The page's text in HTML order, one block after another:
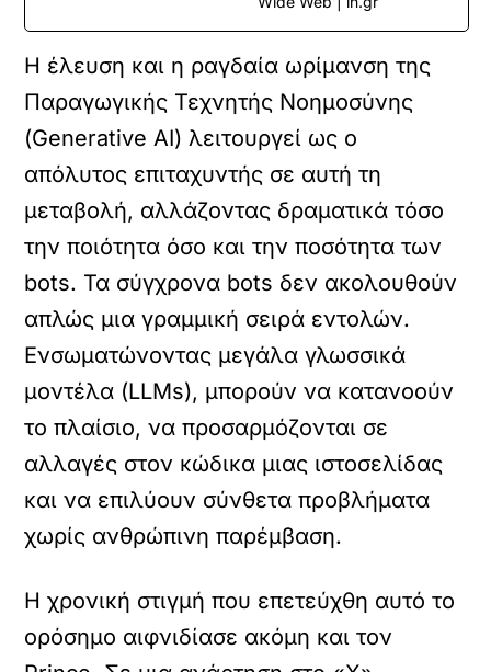
Η έλευση και η ραγδαία ωρίμανση της
Παραγωγικής Τεχνητής Νοημοσύνης
(Generative AI) λειτουργεί ως ο
απόλυτος επιταχυντής σε αυτή τη
μεταβολή, αλλάζοντας δραματικά τόσο
την ποιότητα όσο και την ποσότητα των
bots. Τα σύγχρονα bots δεν ακολουθούν
απλώς μια γραμμική σειρά εντολών.
Ενσωματώνοντας μεγάλα γλωσσικά
μοντέλα (LLMs), μπορούν να κατανοούν
το πλαίσιο, να προσαρμόζονται σε
αλλαγές στον κώδικα μιας ιστοσελίδας
και να επιλύουν σύνθετα προβλήματα
χωρίς ανθρώπινη παρέμβαση.
Η χρονική στιγμή που επετεύχθη αυτό το
ορόσημο αιφνιδίασε ακόμη και τον